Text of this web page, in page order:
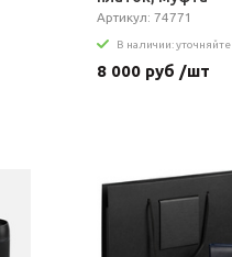
Артикул: 74771
В наличии: уточняйте
8 000 руб /шт